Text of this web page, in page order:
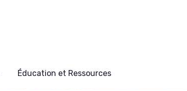
Éducation et Ressources